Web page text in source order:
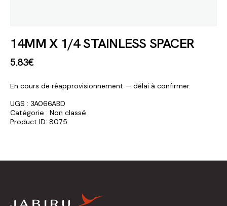
14MM X 1/4 STAINLESS SPACER
5.83€
En cours de réapprovisionnement — délai à confirmer.
UGS : 3A066ABD
Catégorie : Non classé
Product ID: 8075